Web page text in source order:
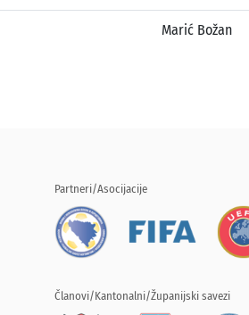
Marić Božan
Partneri/Asocijacije
Članovi/Kantonalni/Županijski savezi